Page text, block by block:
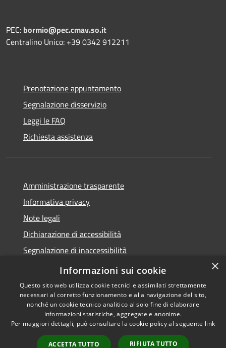
PEC: bormio@pec.cmav.so.it
Centralino Unico: +39 0342 912211
Prenotazione appuntamento
Segnalazione disservizio
Leggi le FAQ
Richiesta assistenza
Amministrazione trasparente
Informativa privacy
Note legali
Dichiarazione di accessibilità
Segnalazione di inaccessibilità
Whistleblowing segnalazione illeciti
Accessibilità
Copyright © 2026 • Comune di
Bormio • Powered by
Municipium•
Accesso
×
Informazioni sui cookie
Questo sito web utilizza cookie tecnici e assimilati strettamente
necessari al corretto funzionamento e alla navigazione del sito,
nonché un cookie tecnico analitico al solo fine di elaborare
informazioni statistiche, aggregate e anonime.
Per maggiori dettagli, può consultare la cookie policy al seguente link
ACCETTA TUTTO RIFIUTA TUTTO